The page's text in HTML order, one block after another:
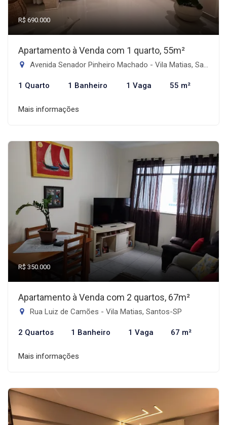
R$ 690.000
Apartamento à Venda com 1 quarto, 55m²
Avenida Senador Pinheiro Machado - Vila Matias, Santos-SP
1 Quarto 1 Banheiro 1 Vaga 55 m²
Mais informações
R$ 350.000
Apartamento à Venda com 2 quartos, 67m²
Rua Luiz de Camões - Vila Matias, Santos-SP
2 Quartos 1 Banheiro 1 Vaga 67 m²
Mais informações